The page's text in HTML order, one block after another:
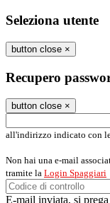
Seleziona utente
button close ×
Recupero
button close ×
all'indirizzo indicato con
Non hai una e-mail
tramite la Login Spaggiari
E-mail inviata, si